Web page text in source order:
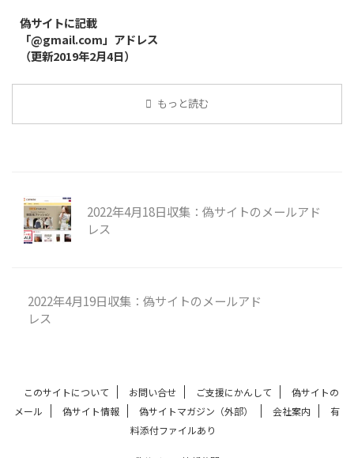
偽サイトに記載
「@gmail.com」アドレス
（更新2019年2月4日）
もっと読む
2022年4月18日収集：偽サイトのメールアド
レス
2022年4月19日収集：偽サイトのメールアド
レス
このサイトについて お問い合せ ご支援にかんして
偽サイトの
メール
偽サイト情報 偽サイトマガジン（外部） 会社案内
有
料添付ファイルあり